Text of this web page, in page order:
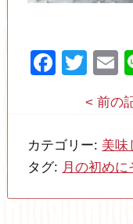
< 前の
カテゴリー: 美味
タグ: 月の初め